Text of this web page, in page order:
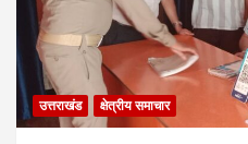
उत्तराखंड क्षेत्रीय समाचार